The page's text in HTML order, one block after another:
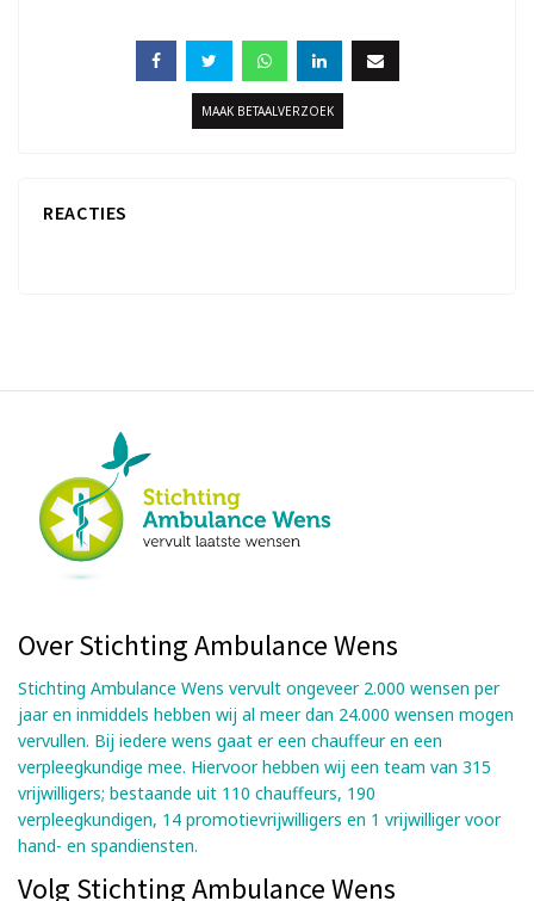
MAAK BETAALVERZOEK
REACTIES
Over Stichting Ambulance Wens
Stichting Ambulance Wens vervult ongeveer 2.000 wensen per
jaar en inmiddels hebben wij al meer dan 24.000 wensen mogen
vervullen. Bij iedere wens gaat er een chauffeur en een
verpleegkundige mee. Hiervoor hebben wij een team van 315
vrijwilligers; bestaande uit 110 chauffeurs, 190
verpleegkundigen, 14 promotievrijwilligers en 1 vrijwilliger voor
hand- en spandiensten.
Volg Stichting Ambulance Wens